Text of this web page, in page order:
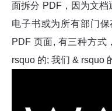
面拆分 PDF，因为文
电子书或为所有部门
PDF 页面, 有三种方式
rsquo 的; 我们 & rsquo